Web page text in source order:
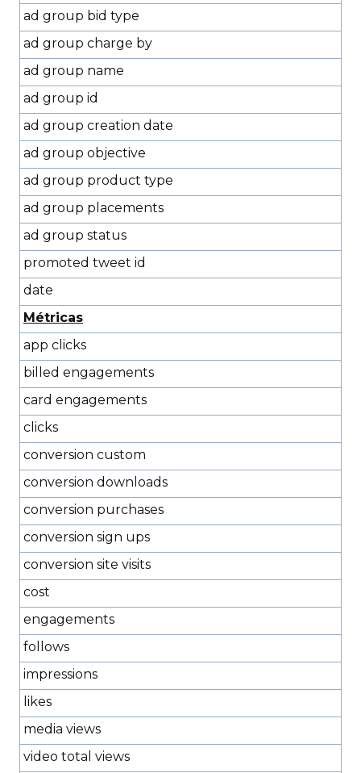
ad group bid type
ad group charge by
ad group name
ad group id
ad group creation date
ad group objective
ad group product type
ad group placements
ad group status
promoted tweet id
date
Métricas
app clicks
billed engagements
card engagements
clicks
conversion custom
conversion downloads
conversion purchases
conversion sign ups
conversion site visits
cost
engagements
follows
impressions
likes
media views
video total views